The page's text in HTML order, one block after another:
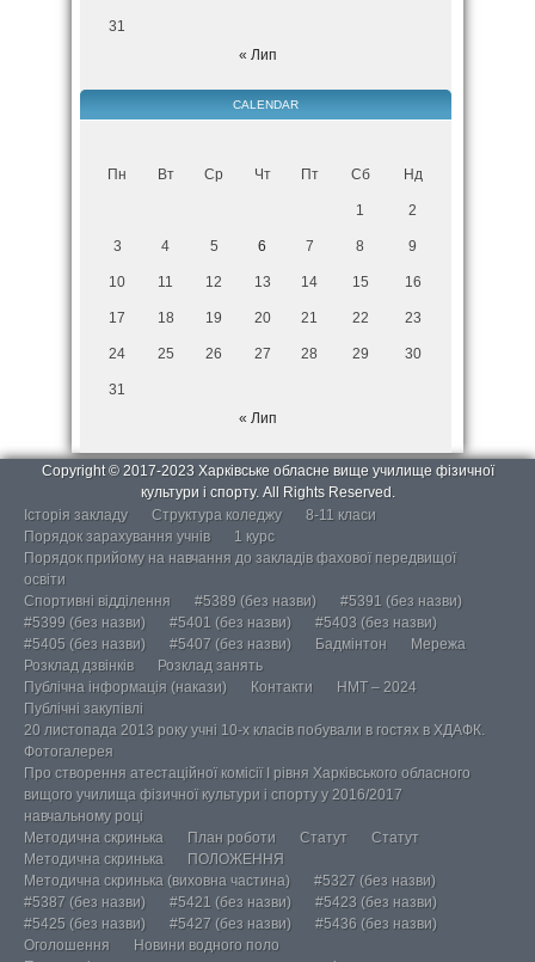
31
« Лип
CALENDAR
Пн Вт Ср Чт Пт Сб Нд
1 2
3 4 5 6 7 8 9
10 11 12 13 14 15 16
17 18 19 20 21 22 23
24 25 26 27 28 29 30
31
« Лип
Copyright © 2017-2023 Харківське обласне вище училище фізичної
культури і спорту. All Rights Reserved.
Історія закладу
Структура коледжу
8-11 класи
Порядок зарахування учнів
1 курс
Порядок прийому на навчання до закладів фахової передвищої
освіти
Спортивні відділення
#5389 (без назви)
#5391 (без назви)
#5399 (без назви)
#5401 (без назви)
#5403 (без назви)
#5405 (без назви)
#5407 (без назви) Бадмінтон
Мережа
Розклад дзвінків
Розклад занять
Публічна інформація (накази)
Контакти
НМТ – 2024
Публічні закупівлі
20 листопада 2013 року учні 10-х класів побували в гостях в ХДАФК.
Фотогалерея
Про створення атестаційної комісії І рівня Харківського обласного
вищого училища фізичної культури і спорту у 2016/2017
навчальному році
Методична скринька
План роботи Статут
Статут
Методична скринька
ПОЛОЖЕННЯ
Методична скринька (виховна частина)
#5327 (без назви)
#5387 (без назви)
#5421 (без назви)
#5423 (без назви)
#5425 (без назви)
#5427 (без назви)
#5436 (без назви)
Оголошення
Новини водного поло